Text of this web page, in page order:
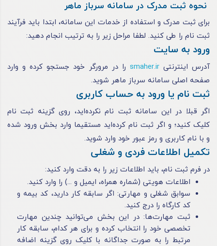
نحوه ثبت مدرک در سامانه سرباز ماهر
برای ثبت مدرک و استفاده از خدمات این سامانه، ابتدا باید فرآیند
ثبت نام را طی کنید. لطفا مراحل زیر را به ترتیب انجام دهید:
ورود به سایت
آدرس اینترنتیsmaher.ir را در مرورگر خود جستجو کرده و وارد
صفحه اصلی سامانه سرباز ماهر شوید.
ثبت نام یا ورود به حساب کاربری
اگر قبلا در این سامانه ثبت نام نکرده‌اید، روی گزینه ثبت نام
کلیک کنید؛ و اگر ثبت نام کرده‌اید مستقیما وارد بخش ورود شده
و با نام کاربری و رمز عبور خود وارد شوید.
تکمیل اطلاعات فردی و شغلی
در فرم ثبت نام، باید اطلاعات زیر را به دقت وارد کنید:
اطلاعات هویتی (شماره همراه، ایمیل و ...) را وارد کنید.
سوابق شغلی و مهارتی: اگر سابقه کار دارید، کد بیمه و
کد کارگاه را درج کنید.
ثبت مهارت‌ها: در این بخش می‌توانید چندین مهارت
تخصصی خود را انتخاب کرده و برای هر کدام، سابقه کار
مرتبط را به صورت جداگانه با کلیک روی گزینه اضافه